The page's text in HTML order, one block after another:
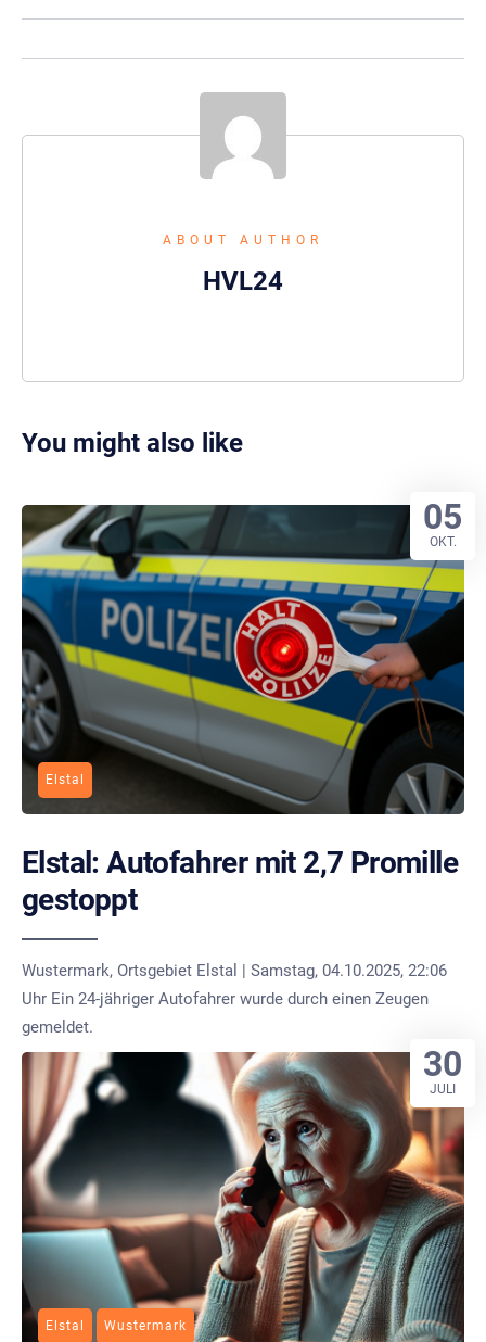
ABOUT AUTHOR
HVL24
You might also like
Elstal
Elstal: Autofahrer mit 2,7 Promille
gestoppt
Wustermark, Ortsgebiet Elstal | Samstag, 04.10.2025, 22:06
Uhr Ein 24-jähriger Autofahrer wurde durch einen Zeugen
gemeldet.
05
OKT.
Elstal Wustermark
30
JULI